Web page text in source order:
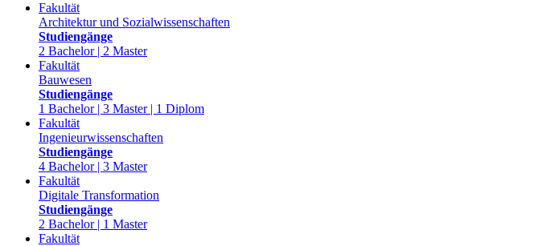
Fakultät
Architektur und Sozialwissenschaften
Studiengänge
2 Bachelor | 2 Master
Fakultät
Bauwesen
Studiengänge
1 Bachelor | 3 Master | 1 Diplom
Fakultät
Ingenieurwissenschaften
Studiengänge
4 Bachelor | 3 Master
Fakultät
Digitale Transformation
Studiengänge
2 Bachelor | 1 Master
Fakultät